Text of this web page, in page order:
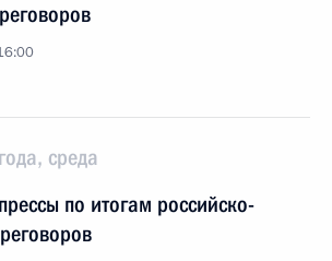
среда
по итогам российско-